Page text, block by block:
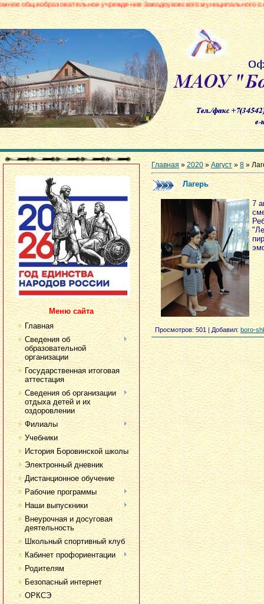
учреждение Заводоуковского муниципального округа
Меню сайта
Главная
Сведения об
образовательной
организации
Государственная итоговая
аттестация
Сведения об организации
отдыха детей и их
оздоровлении
Филиалы
Учебники
История Боровинской школы
Электронный дневник
Дистанционное обучение
Рабочие программы
Наши выпускники
Внеурочная и досуговая
деятельность
Школьный спортивный клуб
Кабинет профориентации
Родителям
Безопасный интернет
ОРКСЭ
Главная »2020 » Август » 8 »
Лагерь
7
Просмотров: 501 | Добавил: boro-